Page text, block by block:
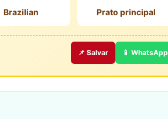
Brazilian Prato principal
📌 Salvar 📱 WhatsApp